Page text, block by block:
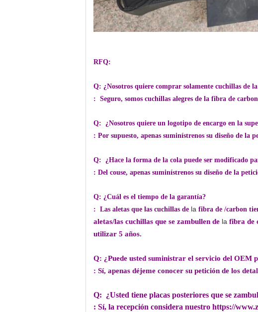
RFQ:
Q: ¿Nosotros quiere comprar solamente cuchillas de
: Seguro, somos cuchillas alegres de la fibra de
Q: ¿Nosotros quiere un logotipo de encargo en la
: Por supuesto, apenas suminístrenos su diseño de la
Q: ¿Hace la forma de la cola puede ser modificado
: Del couse, apenas suminístrenos su diseño de la
Q: ¿Cuál es el tiempo de la garantía?
: Las aletas que las cuchillas de la fibra de /carbon
aletas/las cuchillas que se zambullen de la fibra de
utilizar 5 años.
Q: ¿Puede usted suministrar el servicio del OEM
: Sí, apenas déjeme conocer su petición de los
Q: ¿Usted tiene placas posteriores que se
: Sí, la recepción considera nuestro https://